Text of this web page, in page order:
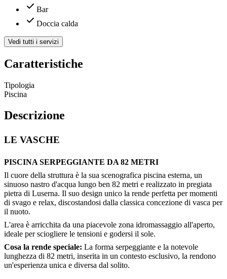
Bar
Doccia calda
Vedi tutti i servizi
Caratteristiche
Tipologia
Piscina
Descrizione
LE VASCHE
PISCINA SERPEGGIANTE DA 82 METRI
Il cuore della struttura è la sua scenografica piscina esterna, un
sinuoso nastro d'acqua lungo ben 82 metri e realizzato in pregiata
pietra di Luserna. Il suo design unico la rende perfetta per momenti
di svago e relax, discostandosi dalla classica concezione di vasca per
il nuoto.
L'area è arricchita da una piacevole zona idromassaggio all'aperto,
ideale per sciogliere le tensioni e godersi il sole.
Cosa la rende speciale: La forma serpeggiante e la notevole
lunghezza di 82 metri, inserita in un contesto esclusivo, la rendono
un'esperienza unica e diversa dal solito.